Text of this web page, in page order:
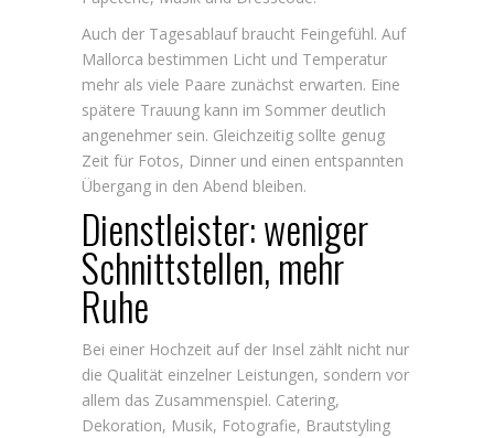
Auch der Tagesablauf braucht Feingefühl. Auf
Mallorca bestimmen Licht und Temperatur
mehr als viele Paare zunächst erwarten. Eine
spätere Trauung kann im Sommer deutlich
angenehmer sein. Gleichzeitig sollte genug
Zeit für Fotos, Dinner und einen entspannten
Übergang in den Abend bleiben.
Dienstleister: weniger
Schnittstellen, mehr
Ruhe
Bei einer Hochzeit auf der Insel zählt nicht nur
die Qualität einzelner Leistungen, sondern vor
allem das Zusammenspiel. Catering,
Dekoration, Musik, Fotografie, Brautstyling